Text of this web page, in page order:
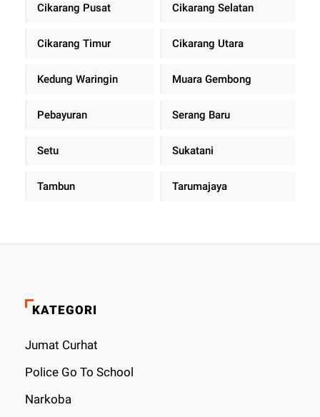
Cikarang Pusat Cikarang Selatan
Cikarang Timur Cikarang Utara
Kedung Waringin Muara Gembong
Pebayuran Serang Baru
Setu Sukatani
Tambun Tarumajaya
KATEGORI
Jumat Curhat
Police Go To School
Narkoba